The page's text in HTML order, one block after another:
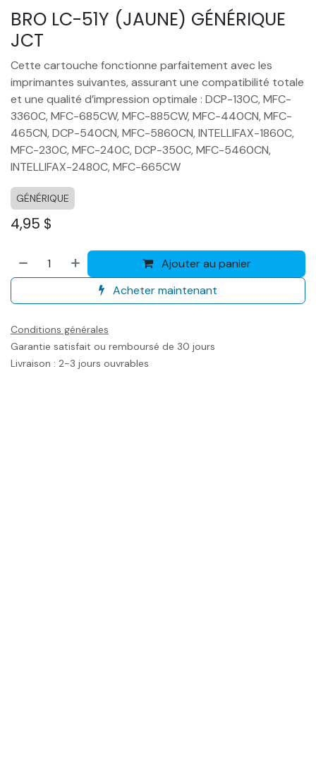
BRO LC-51Y (JAUNE) GÉNÉRIQUE
JCT
Cette cartouche fonctionne parfaitement avec les
imprimantes suivantes, assurant une compatibilité totale
et une qualité d’impression optimale : DCP-130C, MFC-
3360C, MFC-685CW, MFC-885CW, MFC-440CN, MFC-
465CN, DCP-540CN, MFC-5860CN, INTELLIFAX-1860C,
MFC-230C, MFC-240C, DCP-350C, MFC-5460CN,
INTELLIFAX-2480C, MFC-665CW
GÉNÉRIQUE
4,95 $
Ajouter au panier
Acheter maintenant
Conditions générales
Garantie satisfait ou remboursé de 30 jours
Livraison : 2-3 jours ouvrables